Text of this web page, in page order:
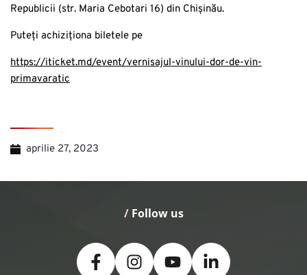
Republicii (str. Maria Cebotari 16) din Chișinău.
Puteți achiziționa biletele pe
https://iticket.md/event/vernisajul-vinului-dor-de-vin-
primavaratic
aprilie 27, 2023
/ Follow us